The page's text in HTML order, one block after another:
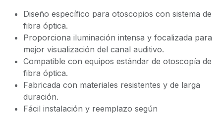
Diseño específico para otoscopios con sistema de
fibra óptica.
Proporciona iluminación intensa y focalizada para
mejor visualización del canal auditivo.
Compatible con equipos estándar de otoscopía de
fibra óptica.
Fabricada con materiales resistentes y de larga
duración.
Fácil instalación y reemplazo según